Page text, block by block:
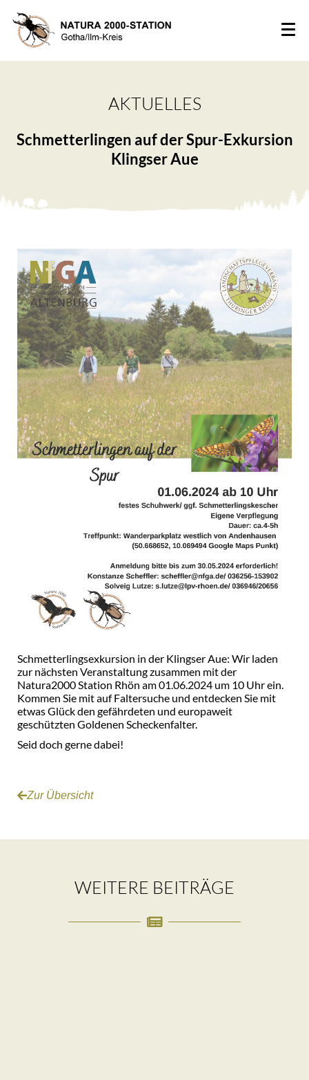
AKTUELLES
Schmetterlingen auf der Spur-Exkursion
Klingser Aue
Schmetterlingsexkursion in der Klingser Aue: Wir laden
zur nächsten Veranstaltung zusammen mit der
Natura2000 Station Rhön am 01.06.2024 um 10 Uhr ein.
Kommen Sie mit auf Faltersuche und entdecken Sie mit
etwas Glück den gefährdeten und europaweit
geschützten Goldenen Scheckenfalter.
Seid doch gerne dabei!
Zur Übersicht
WEITERE BEITRÄGE